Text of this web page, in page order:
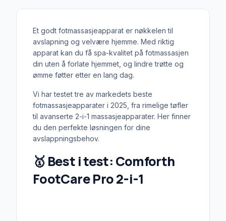
Et godt fotmassasjeapparat er nøkkelen til
avslapning og velvære hjemme. Med riktig
apparat kan du få spa-kvalitet på fotmassasjen
din uten å forlate hjemmet, og lindre trøtte og
ømme føtter etter en lang dag.
Vi har testet tre av markedets beste
fotmassasjeapparater i 2025, fra rimelige tøfler
til avanserte 2-i-1 massasjeapparater. Her finner
du den perfekte løsningen for dine
avslappningsbehov.
🥇 Best i test: Comforth
FootCare Pro 2-i-1